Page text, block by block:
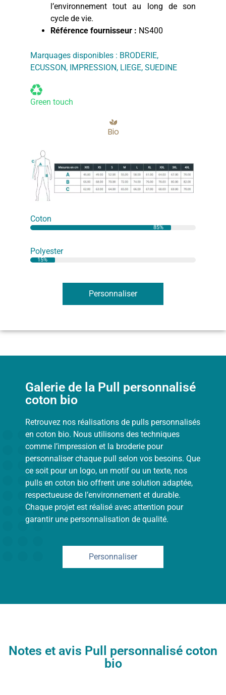
l’environnement tout au long de son
cycle de vie.
Référence fournisseur : NS400
Marquages disponibles : BRODERIE,
ECUSSON, IMPRESSION, LIEGE, SUEDINE
Green touch
Bio
Coton
85%
Polyester
15%
Personnaliser
Galerie de la Pull personnalisé
coton bio
Retrouvez nos réalisations de pulls personnalisés
en coton bio. Nous utilisons des techniques
comme l’impression et la broderie pour
personnaliser chaque pull selon vos besoins. Que
ce soit pour un logo, un motif ou un texte, nos
pulls en coton bio offrent une solution adaptée,
respectueuse de l’environnement et durable.
Chaque projet est réalisé avec attention pour
garantir une personnalisation de qualité.
Personnaliser
Notes et avis Pull personnalisé coton
bio